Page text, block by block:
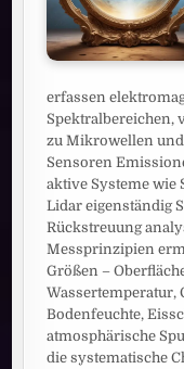
erfassen
Spektralbereichen,
zu Mikrowellen
Sensoren
aktive Systeme wie
Lidar eigenständig
Rückstreuung
Messprinzipien
Größen –
Bodenfeuchte,
atmosphärische
die systematische